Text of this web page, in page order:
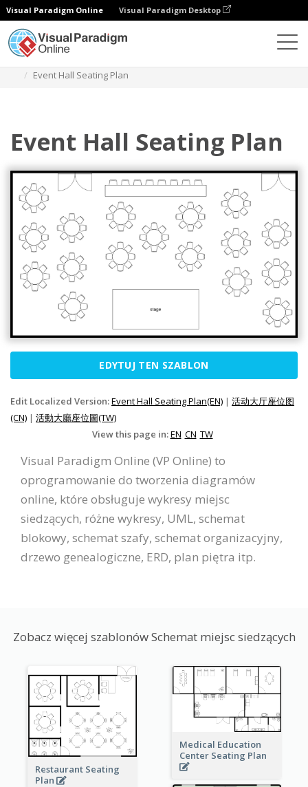
Visual Paradigm Online Visual Paradigm Desktop
Event Hall Seating Plan
Event Hall Seating Plan
EDYTUJ TEN SZABLON
Edit Localized Version:Event Hall Seating Plan(EN) | 活动大厅座位图
(CN) | 活動大廳座位圖(TW)
View this page in:EN CN TW
Visual Paradigm Online (VP Online) to
oprogramowanie do tworzenia diagramów
online, które obsługuje wykresy miejsc
siedzących, różne wykresy, UML, schemat
blokowy, schemat szafy, schemat organizacyjny,
drzewo genealogiczne, ERD, plan piętra itp.
Zobacz więcej szablonów Schemat miejsc siedzących
Restaurant Seating
Plan
Medical Education
Center Seating Plan